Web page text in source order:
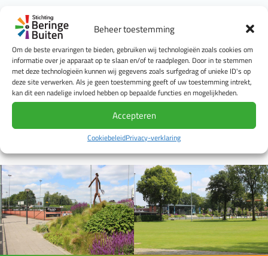
Beheer toestemming
Om de beste ervaringen te bieden, gebruiken wij technologieën zoals cookies om
informatie over je apparaat op te slaan en/of te raadplegen. Door in te stemmen
met deze technologieën kunnen wij gegevens zoals surfgedrag of unieke ID's op
deze site verwerken. Als je geen toestemming geeft of uw toestemming intrekt,
kan dit een nadelige invloed hebben op bepaalde functies en mogelijkheden.
Accepteren
CookiebeleidPrivacy-verklaring
Beringe Buiten wil niet in het vaarwater zitten van andere
verenigingen en initiatieven in het dorp. Wij staan open
voor verbindingen met andere verenigingen en initiatieven
in en in de nabijheid van Beringe. Bijvoorbeeld om andere
verenigingen te helpen hun doelen te bereiken door
samenwerking aan te gaan en slim om te gaan met elkaars
faciliteiten en kwaliteiten.